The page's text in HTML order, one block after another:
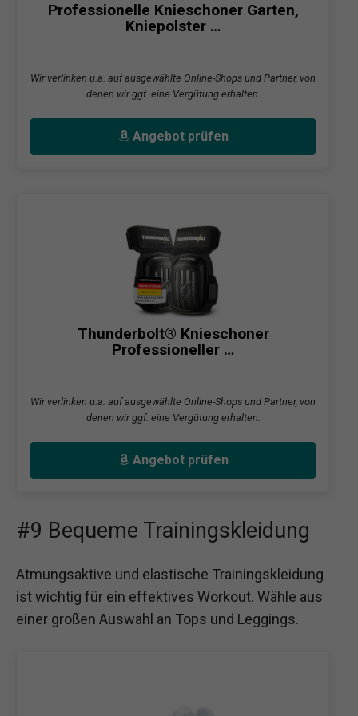
Professionelle Knieschoner Garten,
Kniepolster …
Wir verlinken u.a. auf ausgewählte Online-Shops und Partner, von
denen wir ggf. eine Vergütung erhalten.
Angebot prüfen
Thunderbolt® Knieschoner
Professioneller …
Wir verlinken u.a. auf ausgewählte Online-Shops und Partner, von
denen wir ggf. eine Vergütung erhalten.
Angebot prüfen
#9 Bequeme Trainingskleidung
Atmungsaktive und elastische Trainingskleidung
ist wichtig für ein effektives Workout. Wähle aus
einer großen Auswahl an Tops und Leggings.